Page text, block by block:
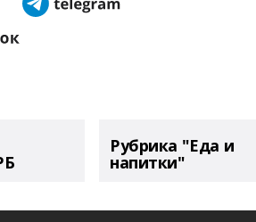
Рубрика "Еда и
напитки"